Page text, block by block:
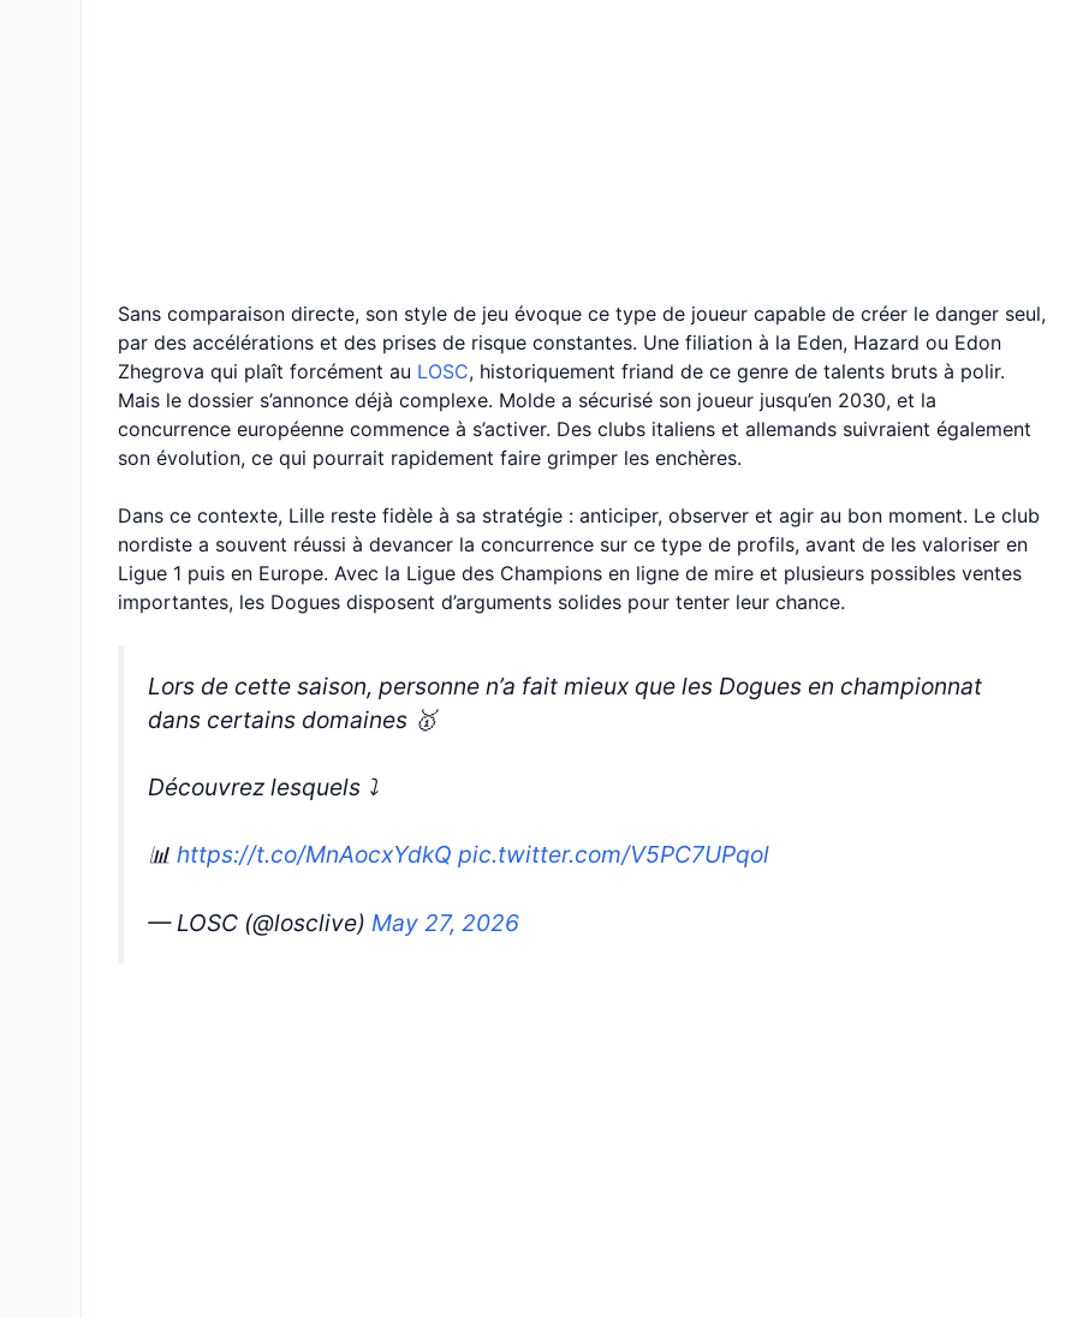
Sans comparaison directe, son style de jeu évoque ce type de joueur capable de créer le danger seul,
par des accélérations et des prises de risque constantes. Une filiation à la Eden, Hazard ou Edon
Zhegrova qui plaît forcément au LOSC, historiquement friand de ce genre de talents bruts à polir.
Mais le dossier s’annonce déjà complexe. Molde a sécurisé son joueur jusqu’en 2030, et la
concurrence européenne commence à s’activer. Des clubs italiens et allemands suivraient également
son évolution, ce qui pourrait rapidement faire grimper les enchères.
Dans ce contexte, Lille reste fidèle à sa stratégie : anticiper, observer et agir au bon moment. Le club
nordiste a souvent réussi à devancer la concurrence sur ce type de profils, avant de les valoriser en
Ligue 1 puis en Europe. Avec la Ligue des Champions en ligne de mire et plusieurs possibles ventes
importantes, les Dogues disposent d’arguments solides pour tenter leur chance.
Lors de cette saison, personne n’a fait mieux que les Dogues en championnat
dans certains domaines 🥇
Découvrez lesquels ⤵️
📊 https://t.co/MnAocxYdkQ pic.twitter.com/V5PC7UPqol
— LOSC (@losclive) May 27, 2026